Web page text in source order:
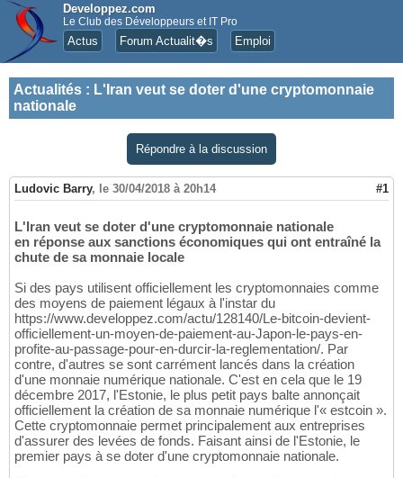
Developpez.com
Le Club des Développeurs et IT Pro
Actus Forum Actualit�s Emploi
Actualités : L'Iran veut se doter d'une cryptomonnaie
nationale
Répondre à la discussion
Ludovic Barry, le 30/04/2018 à 20h14 #1
L'Iran veut se doter d'une cryptomonnaie nationale
en réponse aux sanctions économiques qui ont entraîné la
chute de sa monnaie locale
Si des pays utilisent officiellement les cryptomonnaies comme
des moyens de paiement légaux à l'instar du
https://www.developpez.com/actu/128140/Le-bitcoin-devient-
officiellement-un-moyen-de-paiement-au-Japon-le-pays-en-
profite-au-passage-pour-en-durcir-la-reglementation/. Par
contre, d'autres se sont carrément lancés dans la création
d'une monnaie numérique nationale. C'est en cela que le 19
décembre 2017, l'Estonie, le plus petit pays balte annonçait
officiellement la création de sa monnaie numérique l'« estcoin ».
Cette cryptomonnaie permet principalement aux entreprises
d'assurer des levées de fonds. Faisant ainsi de l'Estonie, le
premier pays à se doter d'une cryptomonnaie nationale.